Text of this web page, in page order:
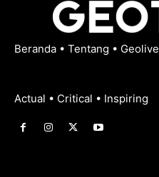
Beranda • Tentang • Geolive
Actual • Critical • Inspiring